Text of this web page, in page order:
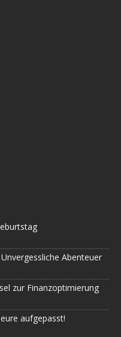
Abenteuer
zur Finanzoptimierung
aufgepasst!